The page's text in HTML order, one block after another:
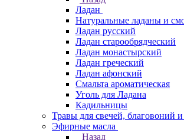
Ладан
Натуральные ладаны и
Ладан русский
Ладан старообрядческий
Ладан монастырский
Ладан греческий
Ладан афонский
Смальта ароматическая
Уголь для Ладана
Кадильницы
Травы для свечей, благовоний
Эфирные масла
Назад